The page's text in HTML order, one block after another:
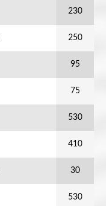
230
250
95
75
530
410
30
530